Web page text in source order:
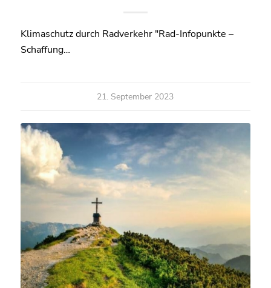
Klimaschutz durch Radverkehr "Rad-Infopunkte –
Schaffung…
21. September 2023